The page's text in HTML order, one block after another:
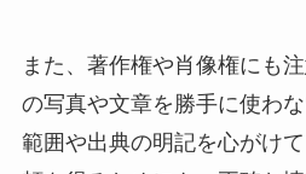
また、著作権や肖像権にも
の写真や文章を勝手に使わ
範囲や出典の明記を心がけ